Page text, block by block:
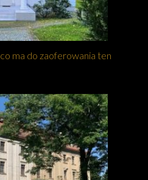
ma do zaoferowania ten